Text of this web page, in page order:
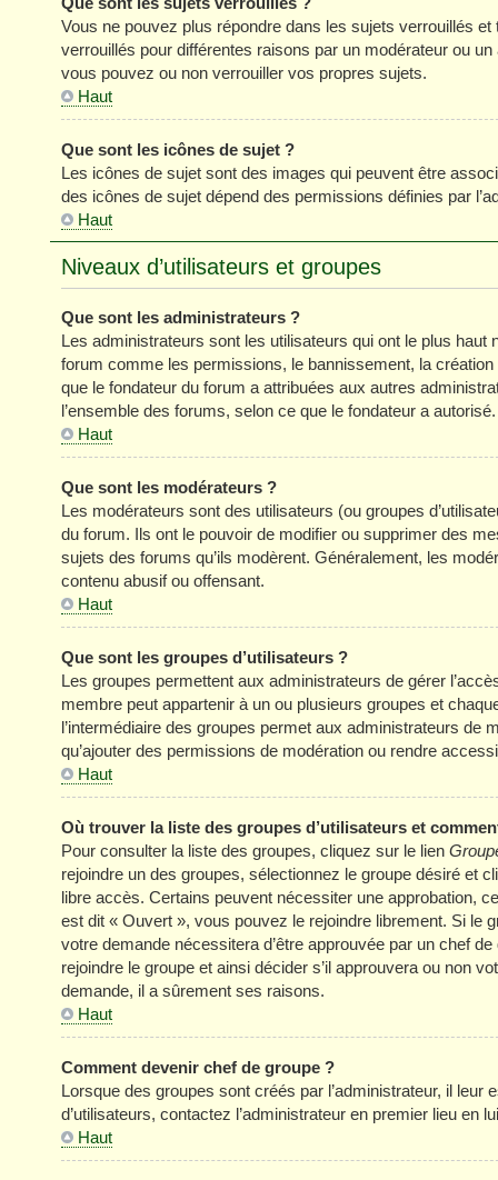
Vous ne pouvez plus répondre dans les sujets verrouillés
verrouillés pour différentes raisons par un modérateur ou
vous pouvez ou non verrouiller vos propres sujets.
Haut
Que sont les icônes de sujet ?
Les icônes de sujet sont des images qui peuvent être
des icônes de sujet dépend des permissions définies par
Haut
Niveaux d’utilisateurs et groupes
Que sont les administrateurs ?
Les administrateurs sont les utilisateurs qui ont le plus
forum comme les permissions, le bannissement, la
que le fondateur du forum a attribuées aux autres
l’ensemble des forums, selon ce que le fondateur a autorisé.
Haut
Que sont les modérateurs ?
Les modérateurs sont des utilisateurs (ou groupes
du forum. Ils ont le pouvoir de modifier ou supprimer des
sujets des forums qu’ils modèrent. Généralement, les
contenu abusif ou offensant.
Haut
Que sont les groupes d’utilisateurs ?
Les groupes permettent aux administrateurs de gérer
membre peut appartenir à un ou plusieurs groupes et
l’intermédiaire des groupes permet aux administrateurs
qu’ajouter des permissions de modération ou rendre
Haut
Où trouver la liste des groupes d’utilisateurs et
Pour consulter la liste des groupes, cliquez sur le lien
rejoindre un des groupes, sélectionnez le groupe désiré et
libre accès. Certains peuvent nécessiter une approbation,
est dit « Ouvert », vous pouvez le rejoindre librement. Si le
votre demande nécessitera d’être approuvée par un chef
rejoindre le groupe et ainsi décider s’il approuvera ou non
demande, il a sûrement ses raisons.
Haut
Comment devenir chef de groupe ?
Lorsque des groupes sont créés par l’administrateur, il
d’utilisateurs, contactez l’administrateur en premier lieu en
Haut